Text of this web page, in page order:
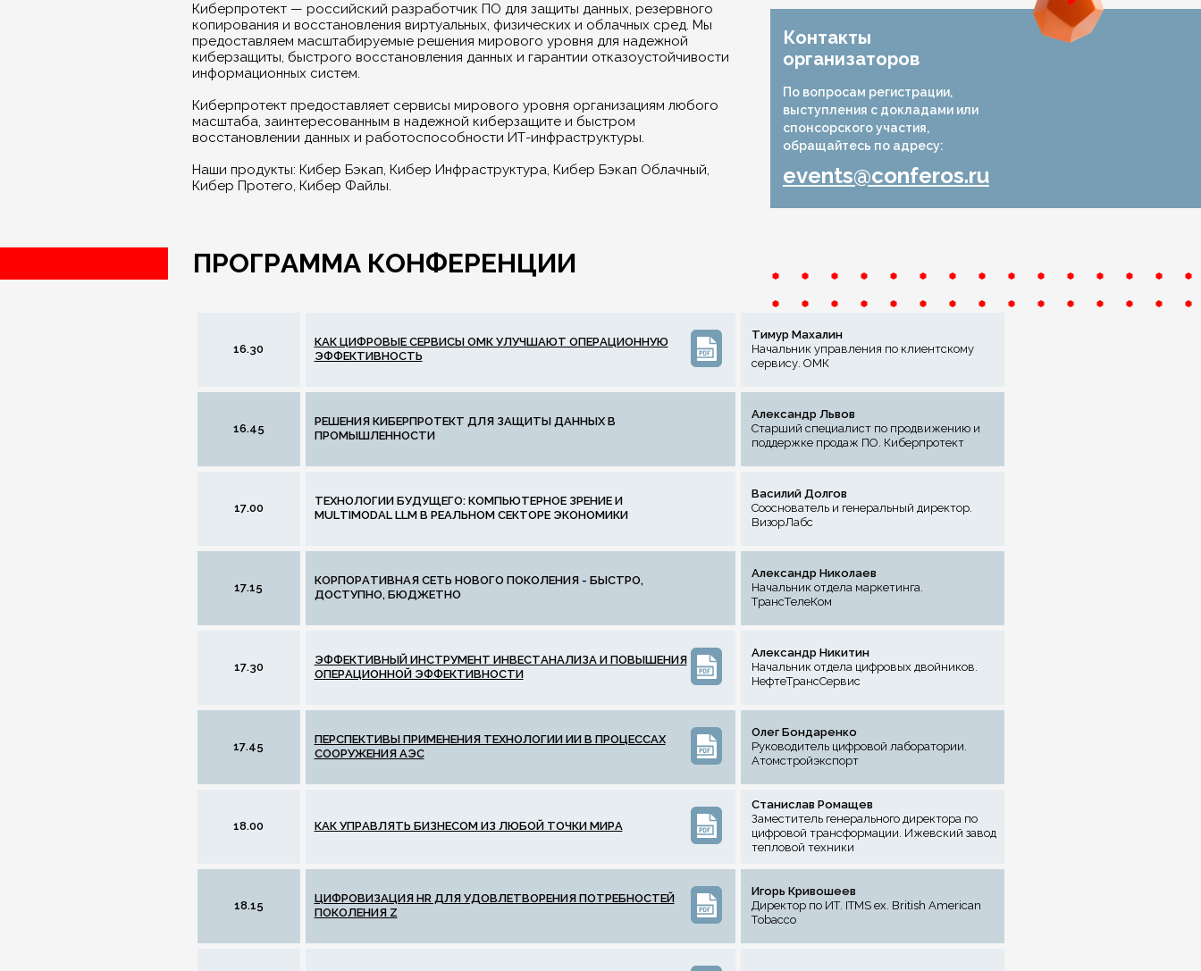
Киберпротект — российский разработчик ПО для защиты данных, резервного
копирования и восстановления виртуальных, физических и облачных сред. Мы
предоставляем масштабируемые решения мирового уровня для надежной
киберзащиты, быстрого восстановления данных и гарантии отказоустойчивости
информационных систем.
Киберпротект предоставляет сервисы мирового уровня организациям любого
масштаба, заинтересованным в надежной киберзащите и быстром
восстановлении данных и работоспособности ИТ-инфраструктуры.
Наши продукты: Кибер Бэкап, Кибер Инфраструктура, Кибер Бэкап Облачный,
Кибер Протего, Кибер Файлы.
Контакты
организаторов
По вопросам регистрации,
выступления с докладами или
спонсорского участия,
обращайтесь по адресу:
events@conferos.ru
ПРОГРАММА КОНФЕРЕНЦИИ
16.30
КАК ЦИФРОВЫЕ СЕРВИСЫ ОМК УЛУЧШАЮТ ОПЕРАЦИОННУЮ
ЭФФЕКТИВНОСТЬ
Тимур Махалин
Начальник управления по клиентскому
сервису. ОМК
16.45
РЕШЕНИЯ КИБЕРПРОТЕКТ ДЛЯ ЗАЩИТЫ ДАННЫХ В
ПРОМЫШЛЕННОСТИ
Александр Львов
Старший специалист по продвижению и
поддержке продаж ПО. Киберпротект
17.00
ТЕХНОЛОГИИ БУДУЩЕГО: КОМПЬЮТЕРНОЕ ЗРЕНИЕ И
MULTIMODAL LLM В РЕАЛЬНОМ СЕКТОРЕ ЭКОНОМИКИ
Василий Долгов
Сооснователь и генеральный директор.
ВизорЛабс
17.15
КОРПОРАТИВНАЯ СЕТЬ НОВОГО ПОКОЛЕНИЯ - БЫСТРО,
ДОСТУПНО, БЮДЖЕТНО
Александр Николаев
Начальник отдела маркетинга.
ТрансТелеКом
17.30
ЭФФЕКТИВНЫЙ ИНСТРУМЕНТ ИНВЕСТАНАЛИЗА И ПОВЫШЕНИЯ
ОПЕРАЦИОННОЙ ЭФФЕКТИВНОСТИ
Александр Никитин
Начальник отдела цифровых двойников.
НефтеТрансСервис
17.45
ПЕРСПЕКТИВЫ ПРИМЕНЕНИЯ ТЕХНОЛОГИИ ИИ В ПРОЦЕССАХ
СООРУЖЕНИЯ АЭС
Олег Бондаренко
Руководитель цифровой лаборатории.
Атомстройэкспорт
18.00 КАК УПРАВЛЯТЬ БИЗНЕСОМ ИЗ ЛЮБОЙ ТОЧКИ МИРА
Станислав Ромащев
Заместитель генерального директора по
цифровой трансформации. Ижевский завод
тепловой техники
18.15
ЦИФРОВИЗАЦИЯ HR ДЛЯ УДОВЛЕТВОРЕНИЯ ПОТРЕБНОСТЕЙ
ПОКОЛЕНИЯ Z
Игорь Кривошеев
Директор по ИТ. ITMS ex. British American
Tobacco